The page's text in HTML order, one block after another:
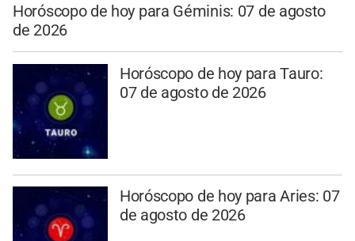
Horóscopo de hoy para Géminis: 07 de agosto
de 2026
Horóscopo de hoy para Tauro:
07 de agosto de 2026
Horóscopo de hoy para Aries: 07
de agosto de 2026